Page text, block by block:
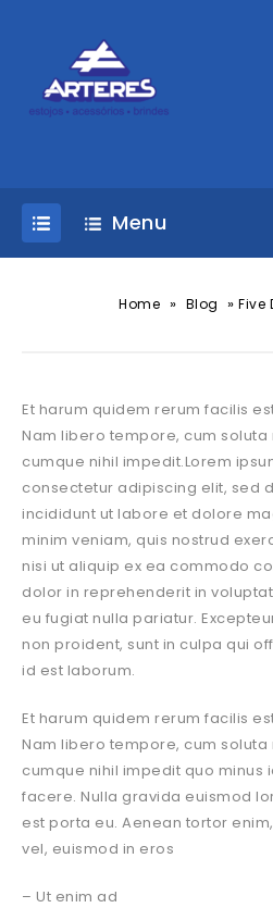
Menu
Home » Blog »Five
Et harum quidem rerum facilis
Nam libero tempore, cum
cumque nihil impedit.Lorem
consectetur adipiscing elit, sed
incididunt ut labore et dolore
minim veniam, quis nostrud
nisi ut aliquip ex ea commodo
dolor in reprehenderit in
eu fugiat nulla pariatur.
non proident, sunt in culpa qui
id est laborum.
Et harum quidem rerum facilis
Nam libero tempore, cum
cumque nihil impedit quo minus
facere. Nulla gravida euismod
est porta eu. Aenean tortor
vel, euismod in eros
– Ut enim ad